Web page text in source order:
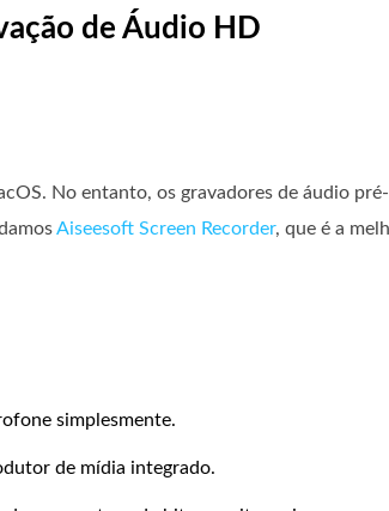
de Áudio HD
No entanto, os gravadores de áudio
Aiseesoft Screen Recorder, que é a
simplesmente.
de mídia integrado.